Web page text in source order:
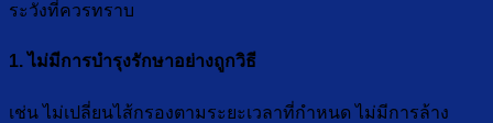
ระวังที่ควรทราบ
1. ไม่มีการบำรุงรักษาอย่างถูกวิธี
เช่น ไม่เปลี่ยนไส้กรองตามระยะเวลาที่กำหนด ไม่มีการล้าง